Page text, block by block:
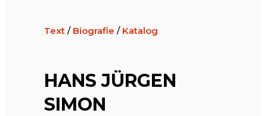
Text / Biografie / Katalog
HANS JÜRGEN
SIMON